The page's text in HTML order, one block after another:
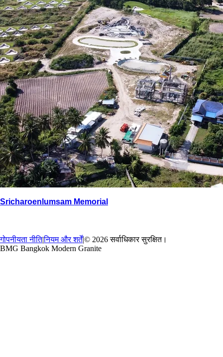
Sricharoenlumsam Memorial
गोपनीयता नीति|नियम और शर्तें|© 2026 सर्वाधिकार सुरक्षित।
BMG Bangkok Modern Granite